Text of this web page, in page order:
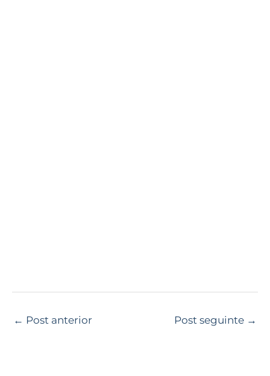
← Post anterior Post seguinte →